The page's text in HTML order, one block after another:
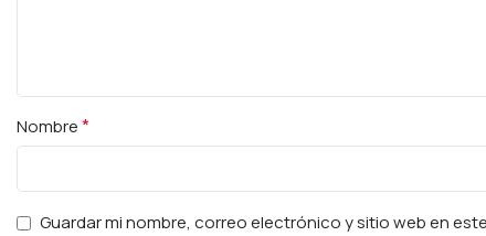
Nombre*
Guardar mi nombre, correo electrónico y sitio web en